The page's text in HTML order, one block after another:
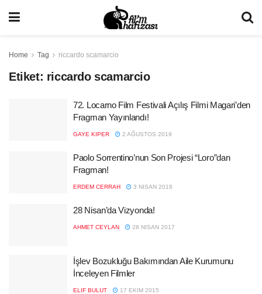
Home Tag riccardo scamarcio
Etiket: riccardo scamarcio
72. Locarno Film Festivali Açılış Filmi Magari’den
Fragman Yayınlandı!
GAYE KIPER 2 AĞUSTOS 2019
Paolo Sorrentino’nun Son Projesi “Loro”dan
Fragman!
ERDEM CERRAH 3 NISAN 2018
28 Nisan’da Vizyonda!
AHMET CEYLAN 28 NISAN 2017
İşlev Bozukluğu Bakımından Aile Kurumunu
İnceleyen Filmler
ELIF BULUT 17 EKIM 2015